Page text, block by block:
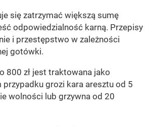
się zatrzymać większą sumę
odpowiedzialność karną. Przepisy
i przestępstwo w zależności
gotówki.
800 zł jest traktowana jako
przypadku grozi kara aresztu od 5
wolności lub grzywna od 20